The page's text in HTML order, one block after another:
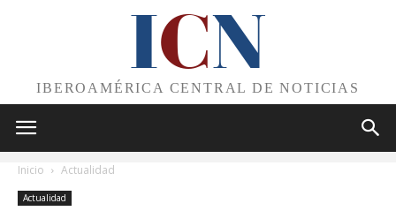
ICN
IBEROAMÉRICA CENTRAL DE NOTICIAS
Inicio Actualidad
Actualidad